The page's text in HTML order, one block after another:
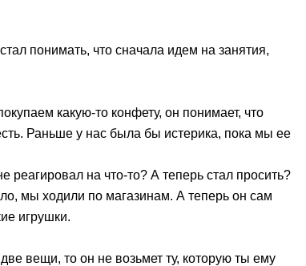
понимать, что сначала идем на занятия,
какую-то конфету, он понимает, что
Раньше у нас была бы истерика, пока мы ее
на что-то? А теперь стал просить?
мы ходили по магазинам. А теперь он сам
игрушки.
вещи, то он не возьмет ту, которую ты ему